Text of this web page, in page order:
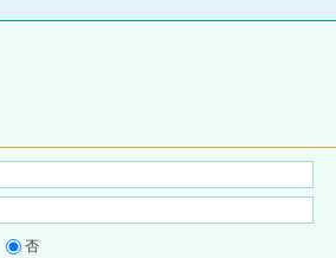
否